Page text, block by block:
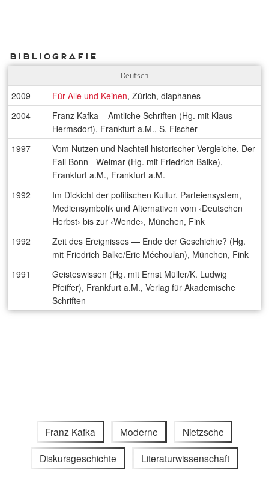
Bibliografie
Deutsch
2009 Für Alle und Keinen, Zürich, diaphanes
2004
Franz Kafka – Amtliche Schriften (Hg. mit Klaus
Hermsdorf), Frankfurt a.M., S. Fischer
1997
Vom Nutzen und Nachteil historischer Vergleiche. Der
Fall Bonn - Weimar (Hg. mit Friedrich Balke),
Frankfurt a.M., Frankfurt a.M.
1992
Im Dickicht der politischen Kultur. Parteiensystem,
Mediensymbolik und Alternativen vom ‹Deutschen
Herbst› bis zur ‹Wende›, München, Fink
1992
Zeit des Ereignisses — Ende der Geschichte? (Hg.
mit Friedrich Balke/Eric Méchoulan), München, Fink
1991
Geisteswissen (Hg. mit Ernst Müller/K. Ludwig
Pfeiffer), Frankfurt a.M., Verlag für Akademische
Schriften
Franz Kafka Moderne Nietzsche
Diskursgeschichte Literaturwissenschaft